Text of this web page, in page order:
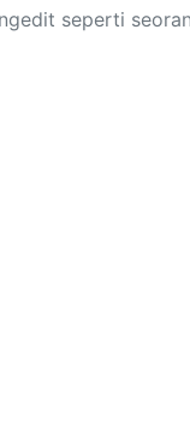
seperti